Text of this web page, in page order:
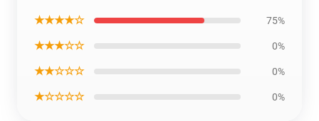
★★★★☆ 75%
★★★☆☆ 0%
★★☆☆☆ 0%
★☆☆☆☆ 0%